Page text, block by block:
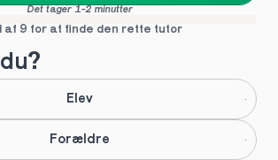
Det tager 1-2 minutter
af 9 for at finde den rette tutor
Elev
Forældre